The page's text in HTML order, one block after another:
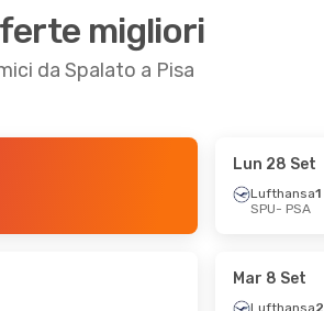
migliori
da Spalato a Pisa
Lun 28 Set
Lufthansa
SPU- PSA
Mar 8 Set
Lufthansa